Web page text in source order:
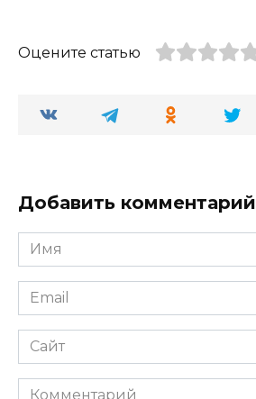
Оцените статью
Добавить комментарий
Имя
*
Email
*
Сайт
Комментарий